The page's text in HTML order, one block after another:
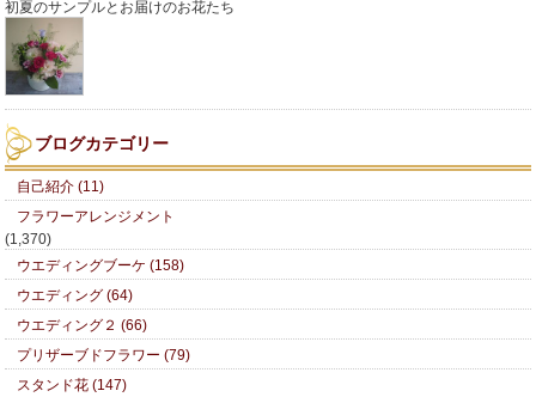
初夏のサンプルとお届けのお花たち
ブログカテゴリー
自己紹介 (11)
フラワーアレンジメント
(1,370)
ウエディングブーケ (158)
ウエディング (64)
ウエディング２ (66)
プリザーブドフラワー (79)
スタンド花 (147)